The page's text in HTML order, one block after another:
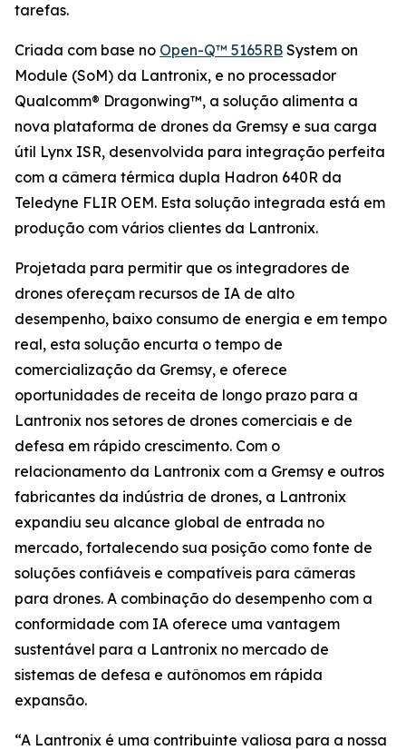
tarefas.
Criada com base no Open-Q™ 5165RB System on
Module (SoM) da Lantronix, e no processador
Qualcomm® Dragonwing™, a solução alimenta a
nova plataforma de drones da Gremsy e sua carga
útil Lynx ISR, desenvolvida para integração perfeita
com a câmera térmica dupla Hadron 640R da
Teledyne FLIR OEM. Esta solução integrada está em
produção com vários clientes da Lantronix.
Projetada para permitir que os integradores de
drones ofereçam recursos de IA de alto
desempenho, baixo consumo de energia e em tempo
real, esta solução encurta o tempo de
comercialização da Gremsy, e oferece
oportunidades de receita de longo prazo para a
Lantronix nos setores de drones comerciais e de
defesa em rápido crescimento. Com o
relacionamento da Lantronix com a Gremsy e outros
fabricantes da indústria de drones, a Lantronix
expandiu seu alcance global de entrada no
mercado, fortalecendo sua posição como fonte de
soluções confiáveis e compatíveis para câmeras
para drones. A combinação do desempenho com a
conformidade com IA oferece uma vantagem
sustentável para a Lantronix no mercado de
sistemas de defesa e autônomos em rápida
expansão.
“A Lantronix é uma contribuinte valiosa para a nossa